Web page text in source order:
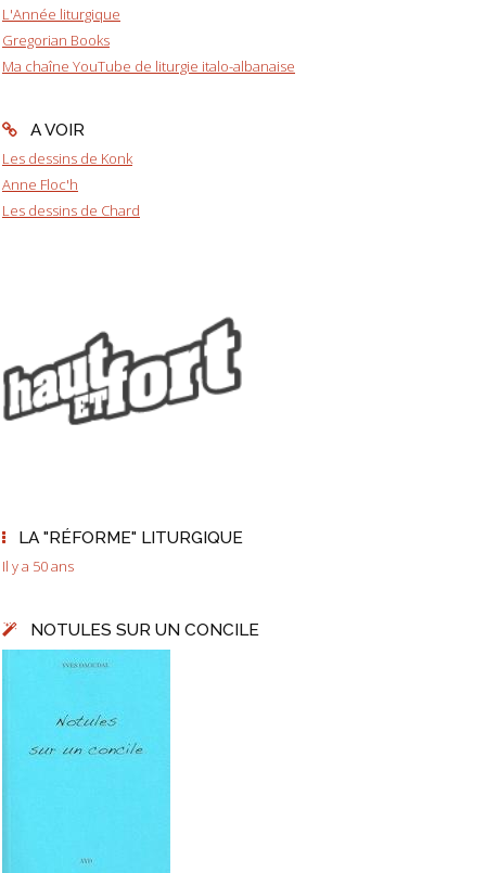
L'Année liturgique
Gregorian Books
Ma chaîne YouTube de liturgie italo-albanaise
A VOIR
Les dessins de Konk
Anne Floc'h
Les dessins de Chard
LA "RÉFORME" LITURGIQUE
Il y a 50 ans
NOTULES SUR UN CONCILE